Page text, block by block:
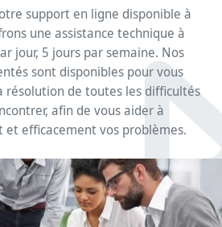
support en ligne disponible à
une assistance technique à
jour, 5 jours par semaine. Nos
sont disponibles pour vous
résolution de toutes les difficultés
afin de vous aider à
efficacement vos problèmes.